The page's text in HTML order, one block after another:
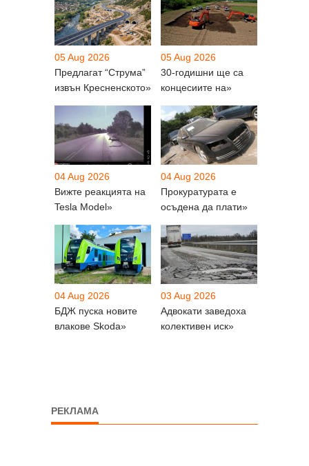
05 Aug 2026
Предлагат “Струма”
извън Кресненското»
05 Aug 2026
30-годишни ще са
концесиите на»
04 Aug 2026
Вижте реакцията на
Tesla Model»
04 Aug 2026
Прокуратурата е
осъдена да плати»
04 Aug 2026
БДЖ пуска новите
влакове Skoda»
03 Aug 2026
Адвокати заведоха
колективен иск»
РЕКЛАМА